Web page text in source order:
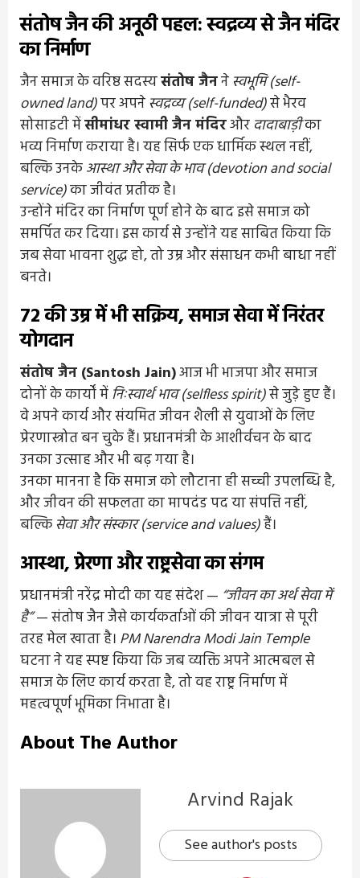
संतोष जैन की अनूठी पहल: स्वद्रव्य से जैन मंदिर
का निर्माण
जैन समाज के वरिष्ठ सदस्यसंतोष जैननेस्वभूमि (self-
owned land)पर अपनेस्वद्रव्य (self-funded)से भैरव
सोसाइटी मेंसीमांधर स्वामी जैन मंदिरऔर दादाबाड़ीका
भव्य निर्माण कराया है। यह सिर्फ एक धार्मिक स्थल नहीं,
बल्कि उनकेआस्था और सेवा के भाव (devotion and social
service)का जीवंत प्रतीक है।
उन्होंने मंदिर का निर्माण पूर्ण होने के बाद इसे समाज को
समर्पित कर दिया। इस कार्य से उन्होंने यह साबित किया कि
जब सेवा भावना शुद्ध हो, तो उम्र और संसाधन कभी बाधा नहीं
बनते।
72 की उम्र में भी सक्रिय, समाज सेवा में निरंतर
योगदान
संतोष जैन (Santosh Jain)आज भी भाजपा और समाज
दोनों के कार्यों मेंनिःस्वार्थ भाव (selfless spirit)से जुड़े हुए हैं।
वे अपने कार्य और संयमित जीवन शैली से युवाओं के लिए
प्रेरणास्त्रोत बन चुके हैं। प्रधानमंत्री के आशीर्वचन के बाद
उनका उत्साह और भी बढ़ गया है।
उनका मानना है कि समाज को लौटाना ही सच्ची उपलब्धि है,
और जीवन की सफलता का मापदंड पद या संपत्ति नहीं,
बल्किसेवा और संस्कार (service and values)हैं।
आस्था, प्रेरणा और राष्ट्रसेवा का संगम
प्रधानमंत्री नरेंद्र मोदी का यह संदेश — “जीवन का अर्थ सेवा में
है”— संतोष जैन जैसे कार्यकर्ताओं की जीवन यात्रा से पूरी
तरह मेल खाता है। PM Narendra Modi Jain Temple
घटना ने यह स्पष्ट किया कि जब व्यक्ति अपने आत्मबल से
समाज के लिए कार्य करता है, तो वह राष्ट्र निर्माण में
महत्वपूर्ण भूमिका निभाता है।
About The Author
Arvind Rajak
See author's posts